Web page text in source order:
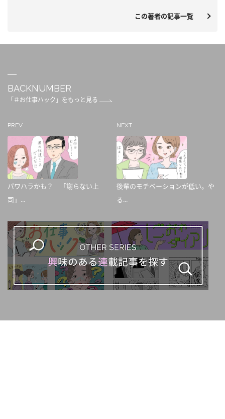
この著者の記事一覧
BACKNUMBER
「＃お仕事ハック」をもっと見る
PREV
パワハラかも？ 「謝らない上
司」...
NEXT
後輩のモチベーションが低い。や
る...